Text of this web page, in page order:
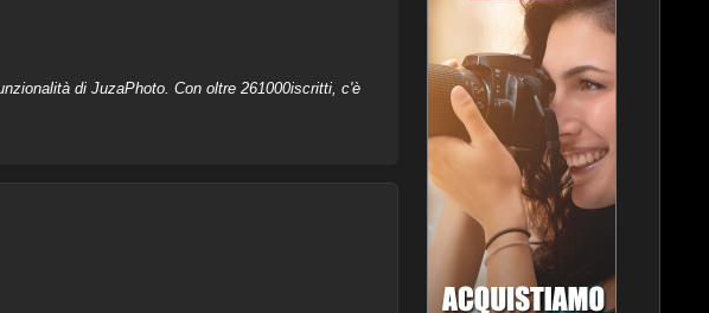
di JuzaPhoto. Con oltre 261000iscritti, c'è